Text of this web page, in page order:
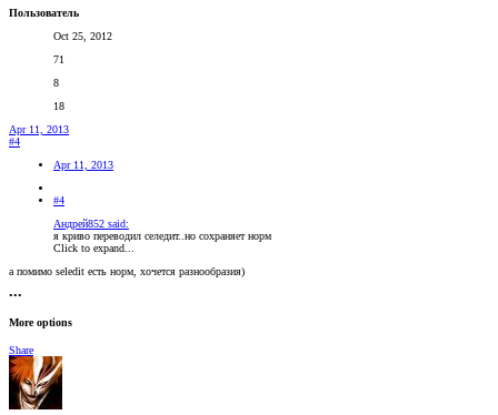
Пользователь
Oct 25, 2012
71
8
18
Apr 11, 2013
#4
Apr 11, 2013
#4
Андрей852 said:
я криво переводил селедит..но сохраняет норм
Click to expand...
а помимо seledit есть норм, хочется разнообразия)
•••
More options
Share